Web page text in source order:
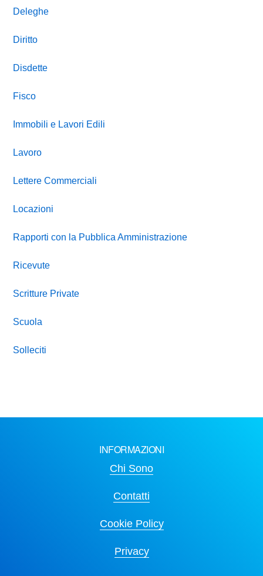
Deleghe
Diritto
Disdette
Fisco
Immobili e Lavori Edili
Lavoro
Lettere Commerciali
Locazioni
Rapporti con la Pubblica Amministrazione
Ricevute
Scritture Private
Scuola
Solleciti
INFORMAZIONI
Chi Sono
Contatti
Cookie Policy
Privacy